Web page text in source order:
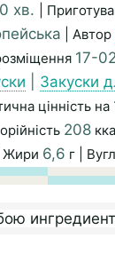
0 хв. |
| Автор
17-
Закуски
цінність на
208
Жири 6,6 г |